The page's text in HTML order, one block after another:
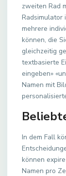
zweiten Rad
Radsimulator
mehrere
können, die
gleichzeitig
textbasierte
eingeben»
Namen mit
In dem Fall
können
Namen pro